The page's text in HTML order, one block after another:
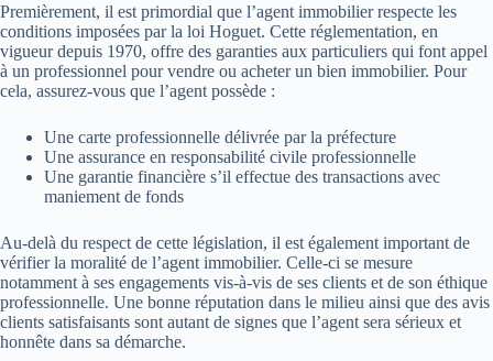
Premièrement, il est primordial que l’agent immobilier respecte les
conditions imposées par la loi Hoguet. Cette réglementation, en
vigueur depuis 1970, offre des garanties aux particuliers qui font appel
à un professionnel pour vendre ou acheter un bien immobilier. Pour
cela, assurez-vous que l’agent possède :
Une carte professionnelle délivrée par la préfecture
Une assurance en responsabilité civile professionnelle
Une garantie financière s’il effectue des transactions avec
maniement de fonds
Au-delà du respect de cette législation, il est également important de
vérifier la moralité de l’agent immobilier. Celle-ci se mesure
notamment à ses engagements vis-à-vis de ses clients et de son éthique
professionnelle. Une bonne réputation dans le milieu ainsi que des avis
clients satisfaisants sont autant de signes que l’agent sera sérieux et
honnête dans sa démarche.